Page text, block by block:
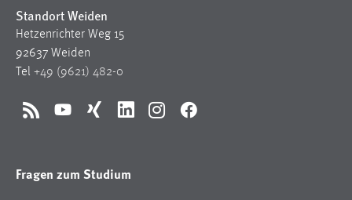
Standort Weiden
Hetzenrichter Weg 15
92637 Weiden
Tel +49 (9621) 482-0
RSS YouTubeXing LinkedInInstagramFacebook
Fragen zum Studium